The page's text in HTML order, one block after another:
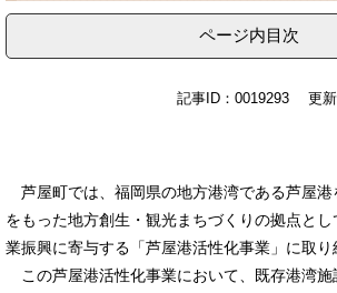
ページ内目次
記事ID：0019293 更
芦屋町では、福岡県の地方港湾である芦屋港
をもった地方創生・観光まちづくりの拠点と
業振興に寄与する「芦屋港活性化事業」に取り
この芦屋港活性化事業において、既存港湾施